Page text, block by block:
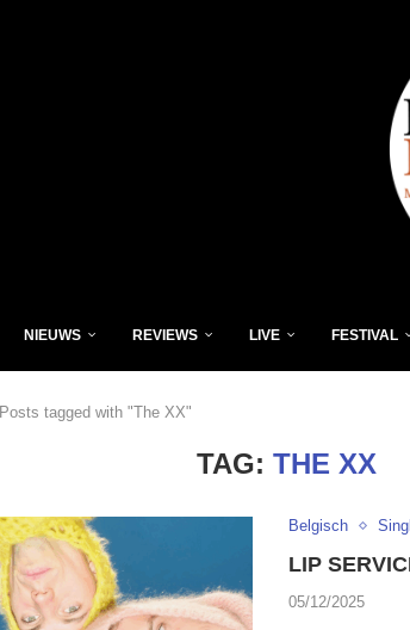
NIEUWS REVIEWS LIVE FESTIVAL
Posts tagged with "The XX"
TAG:THE XX
Belgisch
LIP
05/12/2025